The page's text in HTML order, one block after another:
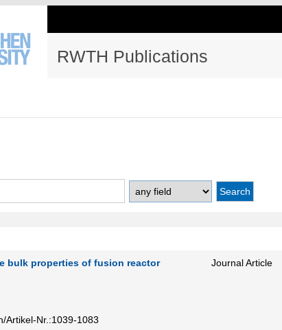
RWTH Publications
bulk properties of fusion reactor
Artikel-Nr.:1039-1083
Journal Article